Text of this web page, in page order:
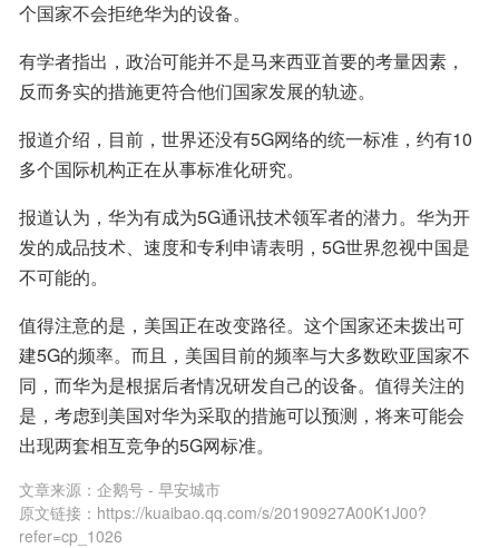
个国家不会拒绝华为的设备。
有学者指出，政治可能并不是马来西亚首要的考量因素，
反而务实的措施更符合他们国家发展的轨迹。
报道介绍，目前，世界还没有5G网络的统一标准，约有10
多个国际机构正在从事标准化研究。
报道认为，华为有成为5G通讯技术领军者的潜力。华为开
发的成品技术、速度和专利申请表明，5G世界忽视中国是
不可能的。
值得注意的是，美国正在改变路径。这个国家还未拨出可
建5G的频率。而且，美国目前的频率与大多数欧亚国家不
同，而华为是根据后者情况研发自己的设备。值得关注的
是，考虑到美国对华为采取的措施可以预测，将来可能会
出现两套相互竞争的5G网标准。
文章来源： 企鹅号 - 早安城市
原文链接： https://kuaibao.qq.com/s/20190927A00K1J00?
refer=cp_1026